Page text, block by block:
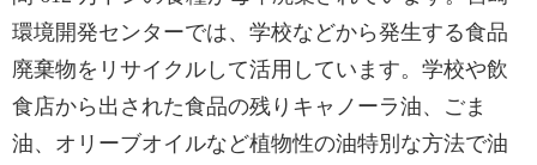
環境開発センターでは、学校などから発生する食品
廃棄物をリサイクルして活用しています。学校や飲
食店から出された食品の残りキャノーラ油、ごま
油、オリーブオイルなど植物性の油特別な方法で油